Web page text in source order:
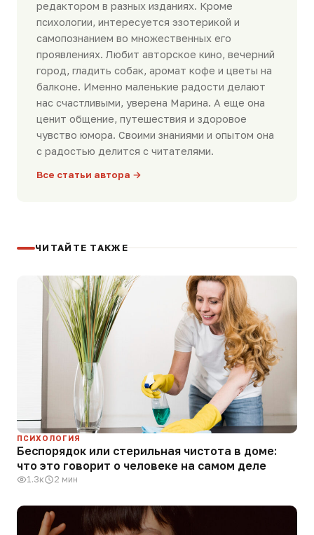
редактором в разных изданиях. Кроме
психологии, интересуется эзотерикой и
самопознанием во множественных его
проявлениях. Любит авторское кино, вечерний
город, гладить собак, аромат кофе и цветы на
балконе. Именно маленькие радости делают
нас счастливыми, уверена Марина. А еще она
ценит общение, путешествия и здоровое
чувство юмора. Своими знаниями и опытом она
с радостью делится с читателями.
Все статьи автора →
ЧИТАЙТЕ ТАКЖЕ
ПСИХОЛОГИЯ
Беспорядок или стерильная чистота в доме:
что это говорит о человеке на самом деле
1.3к 2 мин